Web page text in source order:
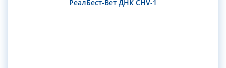
РеалБест-Вет ДНК CHV-1